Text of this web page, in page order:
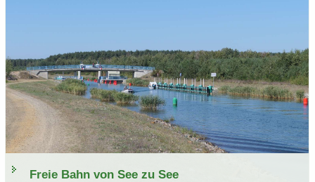
Freie Bahn von See zu See